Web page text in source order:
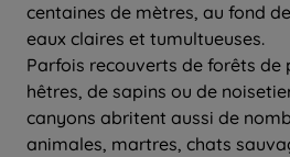
centaines de mètres, au fond
eaux claires et tumultueuses.
Parfois recouverts de forêts de
hêtres, de sapins ou de
canyons abritent aussi de
animales, martres, chats